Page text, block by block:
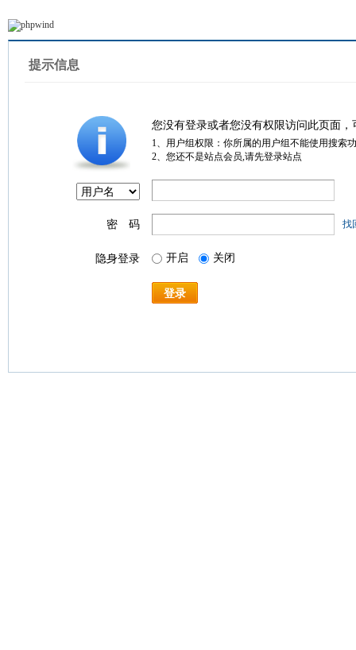
提示信息
您没有登录或者您没有权限访问此页面
1、用户组权限：你所属的用户组不能使用搜索
2、您还不是站点会员,请先登录站点
密 码 找
隐身登录 开启 关闭
登录